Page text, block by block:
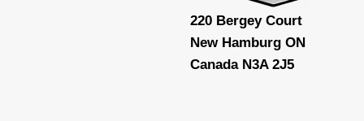
220 Bergey Court
New Hamburg ON
Canada N3A 2J5